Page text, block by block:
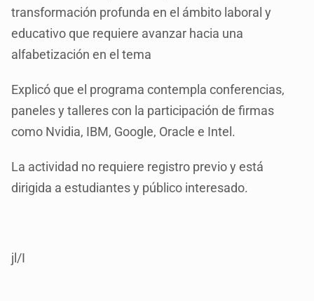
transformación profunda en el ámbito laboral y
educativo que requiere avanzar hacia una
alfabetización en el tema
Explicó que el programa contempla conferencias,
paneles y talleres con la participación de firmas
como Nvidia, IBM, Google, Oracle e Intel.
La actividad no requiere registro previo y está
dirigida a estudiantes y público interesado.
jl/I